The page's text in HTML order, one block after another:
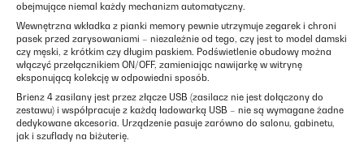
obejmujące niemal każdy mechanizm automatyczny.
Wewnętrzna wkładka z pianki memory pewnie utrzymuje zegarek i chroni
pasek przed zarysowaniami – niezależnie od tego, czy jest to model damski
czy męski, z krótkim czy długim paskiem. Podświetlenie obudowy można
włączyć przełącznikiem ON/OFF, zamieniając nawijarkę w witrynę
eksponującą kolekcję w odpowiedni sposób.
Brienz 4 zasilany jest przez złącze USB (zasilacz nie jest dołączony do
zestawu) i współpracuje z każdą ładowarką USB – nie są wymagane żadne
dedykowane akcesoria. Urządzenie pasuje zarówno do salonu, gabinetu,
jak i szuflady na biżuterię.